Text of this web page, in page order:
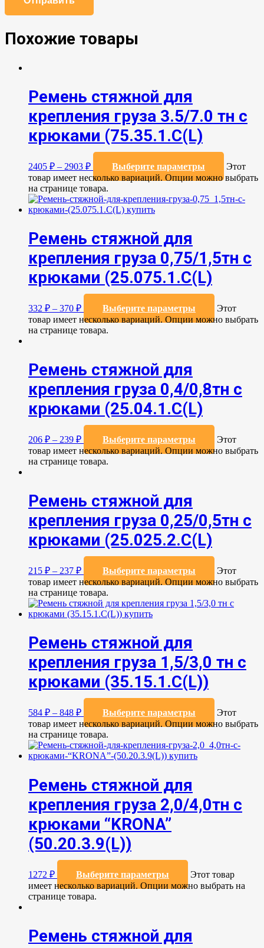
Похожие товары
Ремень стяжной для
крепления груза 3.5/7.0 тн с
крюками (75.35.1.C(L)
2405 ₽ – 2903 ₽ Выберите параметры
Этот
товар имеет несколько вариаций. Опции можно выбрать
на странице товара.
Ремень стяжной для
крепления груза 0,75/1,5тн с
крюками (25.075.1.С(L)
332 ₽ – 370 ₽ Выберите параметры
Этот
товар имеет несколько вариаций. Опции можно выбрать
на странице товара.
Ремень стяжной для
крепления груза 0,4/0,8тн с
крюками (25.04.1.С(L)
206 ₽ – 239 ₽ Выберите параметры
Этот
товар имеет несколько вариаций. Опции можно выбрать
на странице товара.
Ремень стяжной для
крепления груза 0,25/0,5тн с
крюками (25.025.2.С(L)
215 ₽ – 237 ₽ Выберите параметры
Этот
товар имеет несколько вариаций. Опции можно выбрать
на странице товара.
Ремень стяжной для
крепления груза 1,5/3,0 тн с
крюками (35.15.1.C(L))
584 ₽ – 848 ₽ Выберите параметры
Этот
товар имеет несколько вариаций. Опции можно выбрать
на странице товара.
Ремень стяжной для
крепления груза 2,0/4,0тн с
крюками “KRONA”
(50.20.3.9(L))
1272 ₽ Выберите параметры
Этот товар
имеет несколько вариаций. Опции можно выбрать на
странице товара.
Ремень стяжной для